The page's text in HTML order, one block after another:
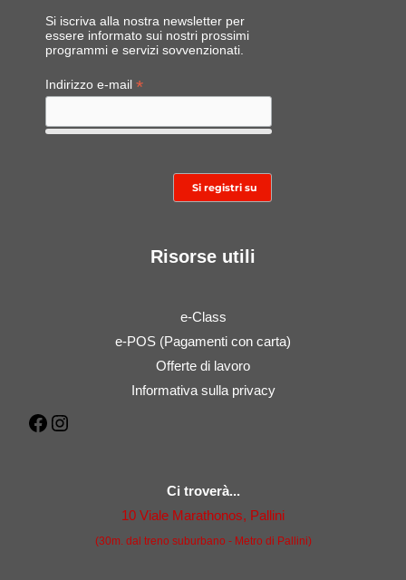
Si iscriva alla nostra newsletter per
essere informato sui nostri prossimi
programmi e servizi sovvenzionati.
Indirizzo e-mail *
Risorse utili
e-Class
e-POS (Pagamenti con carta)
Offerte di lavoro
Informativa sulla privacy
Facebook
Ci troverà...
10 Viale Marathonos, Pallini
(30m. dal treno suburbano - Metro di Pallini)